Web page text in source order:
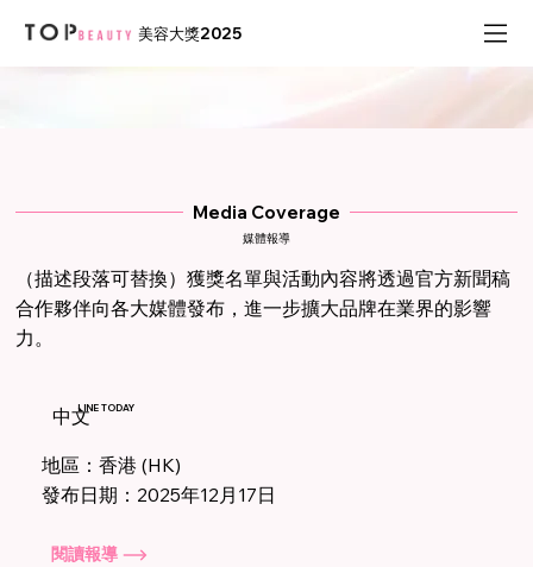
美容大獎2025
Media Coverage
媒體報導
（描述段落可替換）獲獎名單與活動內容將透過官方新聞稿
合作夥伴向各大媒體發布，進一步擴大品牌在業界的影響
力。
中文LINE TODAY
地區：香港 (HK)
發布日期：2025年12月17日
閱讀報導